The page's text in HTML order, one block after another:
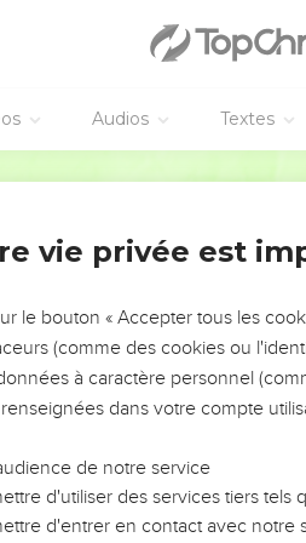
Audios Textes
rendu la vie
Princes rendez à l'Eternel,
due à son Nom ; prosternez-
sur les eaux, le [Dieu] Fort de
forte, la voix de l'Eternel est
les cèdres, même l'Eternel brise
un veau : [il fait sauter] le Liban
des éclats de flamme de feu.
trembler le désert, l'Eternel fait
vie privée est
le bouton « Accepter tous les
(comme des cookies ou
à caractère personnel
dans votre compte
de notre service
d'utiliser des services tiers
d'entrer en contact avec notre